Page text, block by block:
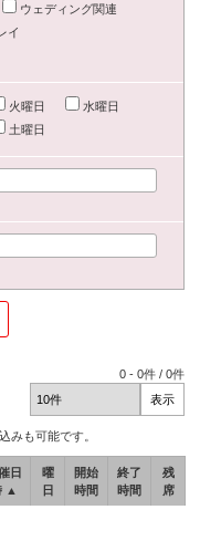
ウェディング関連
イ
火曜日
水曜日
土曜日
0 -0件 /0件
みも可能です。
日
▲
曜
日
開始
時間
終了
時間
残
席